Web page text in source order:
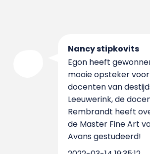
Nancy stipkovits
Egon heeft
mooie opsteker voor
docenten van
Leeuwerink, de
Rembrandt heeft
de Master Fine Art
Avans gestudeerd!